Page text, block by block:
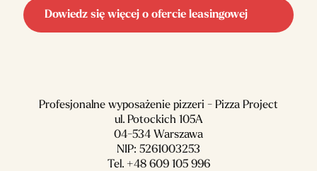
Dowiedz się więcej o ofercie leasingowej
Profesjonalne wyposażenie pizzeri - Pizza Project
ul. Potockich 105A
04-534 Warszawa
NIP: 5261003253
Tel. +48 609 105 996